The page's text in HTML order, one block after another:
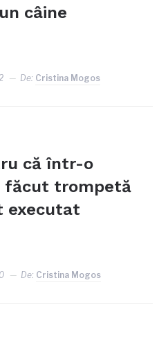
câine
De: Cristina Mogos
că într-o
făcut trompetă
executat
De: Cristina Mogos